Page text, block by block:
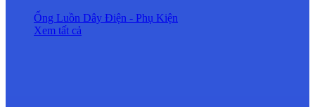
Ống Luồn Dây Điện - Phụ Kiện
Xem tất cả